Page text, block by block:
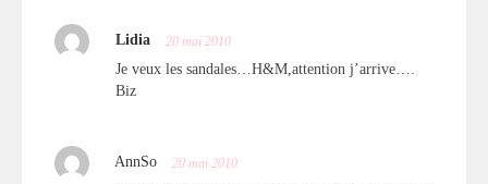
Lidia 20 mai 2010
Je veux les sandales…H&M,attention j’arrive….
Biz
AnnSo 20 mai 2010